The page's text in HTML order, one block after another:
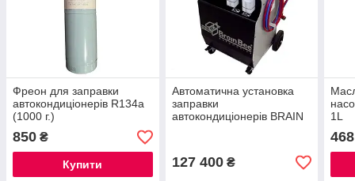
Фреон для заправки
автокондиціонерів R134a
(1000 г.)
850 ₴
Купити
Автоматична установка
заправки
автокондиціонерів BRAIN
127 400₴
1L
468